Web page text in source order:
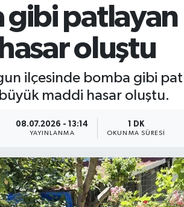
gibi
oluştu
ilçesinde bomba gibi
maddi hasar oluştu.
08.07.2026 - 13:14
YAYINLANMA
1 DK
OKUNMA SÜRESI